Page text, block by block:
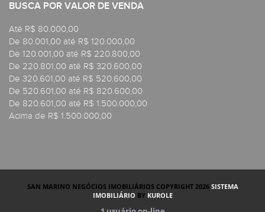
BUSCA POR VALOR DE VENDA
Até R$ 80.000,00
De 80.001,00 até R$ 120.000,00
De 120.001,00 até R$ 220.800,00
De 220.801,00 até R$ 320.600,00
De 320.601,00 até R$ 520.600,00
De 520.601,00 até R$ 820.600,00
De 820.601,00 até R$ 1.500.000,00
Acima de R$ 1.500.000,00
SAN MARINO NEGÓCIOS IMOBILIÁRIOS COPYRIGHT 2026 SISTEMA
IMOBILIÁRIO BY KUROLE